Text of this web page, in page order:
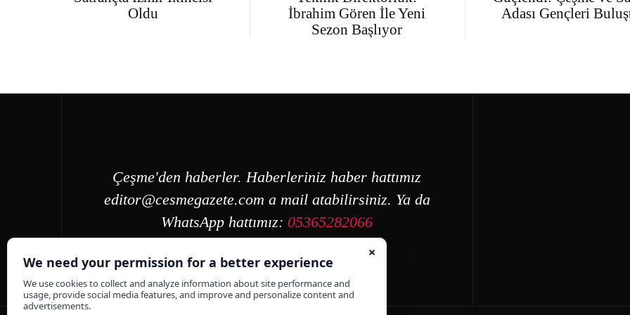
Oldu
İbrahim Gören İle Yeni
Sezon Başlıyor
Adası Gençleri
Çeşme'den haberler. Haberleriniz haber hattımız
editor@cesmegazete.com a mail atabilirsiniz. Ya da
WhatsApp hattımız:05365282066